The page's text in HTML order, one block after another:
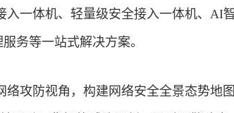
一体机、轻量级安全接入一体机、AI智
务等一站式解决方案。
络攻防视角，构建网络安全全景态势地